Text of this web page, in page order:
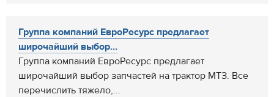
Группа компаний ЕвроРесурс предлагает
широчайший выбор...
Группа компаний ЕвроРесурс предлагает
широчайший выбор запчастей на трактор МТЗ. Все
перечислить тяжело,...